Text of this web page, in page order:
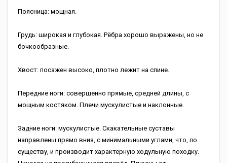
Поясница: мощная.
Грудь: широкая и глубокая. Рёбра хорошо выражены, но не
бочкообразные.
Хвост: посажен высоко, плотно лежит на спине.
Передние ноги: совершенно прямые, средней длины, с
мощным костяком. Плечи мускулистые и наклонные.
Задние ноги: мускулистые. Скакательные суставы
направлены прямо вниз, с минимальными углами, что, по
существу, и производит характерную ходульную походку.